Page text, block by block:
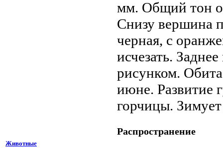
Животные
мм. Общий тон
Снизу вершина
черная, с
исчезать.
рисунком.
июне. Развитие
горчицы.
Распространение